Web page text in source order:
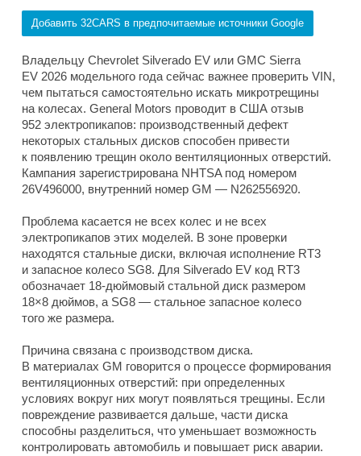
Добавить 32CARS в предпочитаемые источники Google
Владельцу Chevrolet Silverado EV или GMC Sierra
EV 2026 модельного года сейчас важнее проверить VIN,
чем пытаться самостоятельно искать микротрещины
на колесах. General Motors проводит в США отзыв
952 электропикапов: производственный дефект
некоторых стальных дисков способен привести
к появлению трещин около вентиляционных отверстий.
Кампания зарегистрирована NHTSA под номером
26V496000, внутренний номер GM — N262556920.
Проблема касается не всех колес и не всех
электропикапов этих моделей. В зоне проверки
находятся стальные диски, включая исполнение RT3
и запасное колесо SG8. Для Silverado EV код RT3
обозначает 18-дюймовый стальной диск размером
18×8 дюймов, а SG8 — стальное запасное колесо
того же размера.
Причина связана с производством диска.
В материалах GM говорится о процессе формирования
вентиляционных отверстий: при определенных
условиях вокруг них могут появляться трещины. Если
повреждение развивается дальше, части диска
способны разделиться, что уменьшает возможность
контролировать автомобиль и повышает риск аварии.